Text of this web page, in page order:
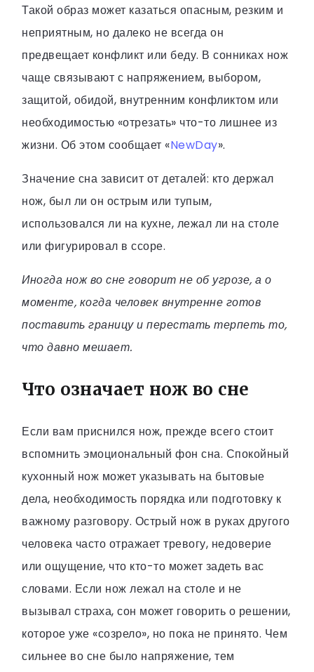
Такой образ может казаться опасным, резким и
неприятным, но далеко не всегда он
предвещает конфликт или беду. В сонниках нож
чаще связывают с напряжением, выбором,
защитой, обидой, внутренним конфликтом или
необходимостью «отрезать» что-то лишнее из
жизни. Об этом сообщает «NewDay».
Значение сна зависит от деталей: кто держал
нож, был ли он острым или тупым,
использовался ли на кухне, лежал ли на столе
или фигурировал в ссоре.
Иногда нож во сне говорит не об угрозе, а о
моменте, когда человек внутренне готов
поставить границу и перестать терпеть то,
что давно мешает.
Что означает нож во сне
Если вам приснился нож, прежде всего стоит
вспомнить эмоциональный фон сна. Спокойный
кухонный нож может указывать на бытовые
дела, необходимость порядка или подготовку к
важному разговору. Острый нож в руках другого
человека часто отражает тревогу, недоверие
или ощущение, что кто-то может задеть вас
словами. Если нож лежал на столе и не
вызывал страха, сон может говорить о решении,
которое уже «созрело», но пока не принято. Чем
сильнее во сне было напряжение, тем